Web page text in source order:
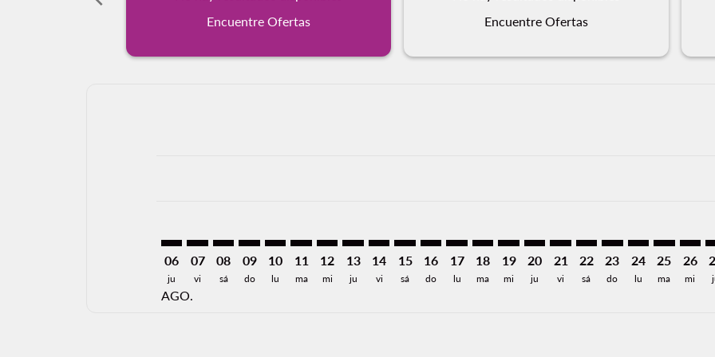
Encuentre Ofertas
Encuentre Ofertas
06
ju
AGO.
07
vi
08
sá
09
do
10
lu
11
ma
12
mi
13
ju
14
vi
15
sá
16
do
17
lu
18
ma
SAP–GUA: cmp-view-offers-
19
mi
SAP–GUA: cmp-view-offers-
20
ju
SAP–GUA: cmp-view-
21
vi
SAP–GUA: cmp-view-
22
sá
SAP–GUA: cmp-
23
do
SAP–GUA:
24
lu
25
ma
26
mi